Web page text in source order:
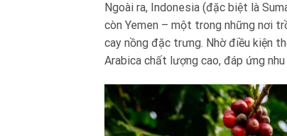
Ngoài ra, Indonesia (đặc biệt là
còn Yemen – một trong những nơi
cay nồng đặc trưng. Nhờ điều kiện
Arabica chất lượng cao, đáp ứng